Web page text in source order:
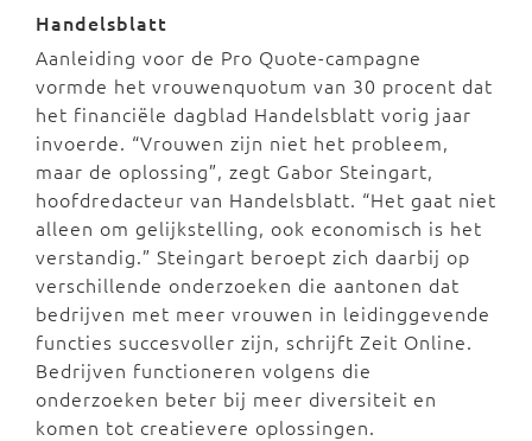
Handelsblatt
Aanleiding voor de Pro Quote-campagne
vormde het vrouwenquotum van 30 procent dat
het financiële dagblad Handelsblatt vorig jaar
invoerde. “Vrouwen zijn niet het probleem,
maar de oplossing”, zegt Gabor Steingart,
hoofdredacteur van Handelsblatt. “Het gaat niet
alleen om gelijkstelling, ook economisch is het
verstandig.” Steingart beroept zich daarbij op
verschillende onderzoeken die aantonen dat
bedrijven met meer vrouwen in leidinggevende
functies succesvoller zijn, schrijft Zeit Online.
Bedrijven functioneren volgens die
onderzoeken beter bij meer diversiteit en
komen tot creatievere oplossingen.